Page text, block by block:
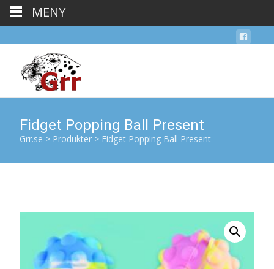
Fidget Popping Ball Present
Grr.se > Produkter > Fidget Popping Ball Present
MENY